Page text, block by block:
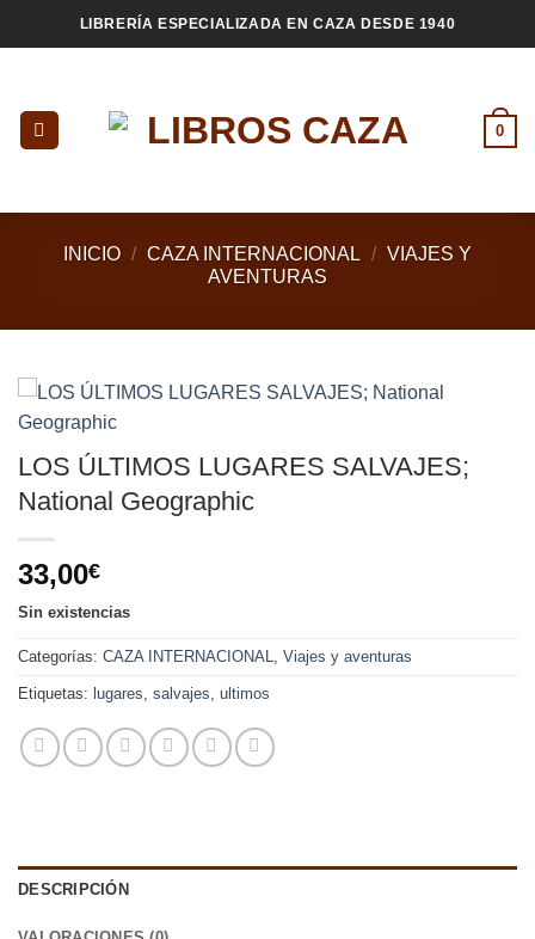
al
LIBRERÍA ESPECIALIZADA EN CAZA DESDE 1940
0
INICIO / CAZA INTERNACIONAL / VIAJES Y
AVENTURAS
LOS ÚLTIMOS LUGARES SALVAJES;
National Geographic
33,00€
Sin existencias
Categorías: CAZA INTERNACIONAL Viajes y aventuras
Etiquetas: lugares salvajes ultimos
DESCRIPCIÓN